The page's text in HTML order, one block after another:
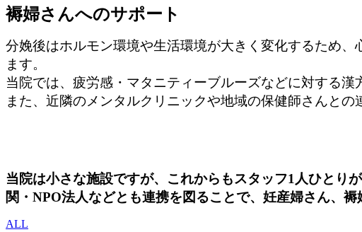
褥婦さんへのサポート
分娩後はホルモン環境や生活環境が大きく変化するため
ます。
当院では、疲労感・マタニティーブルーズなどに対する
また、近隣のメンタルクリニックや地域の保健師さんとの
当院は小さな施設ですが、これからもスタッフ1人ひとり
関・NPO法人などとも連携を図ることで、妊産婦さん、
ALL